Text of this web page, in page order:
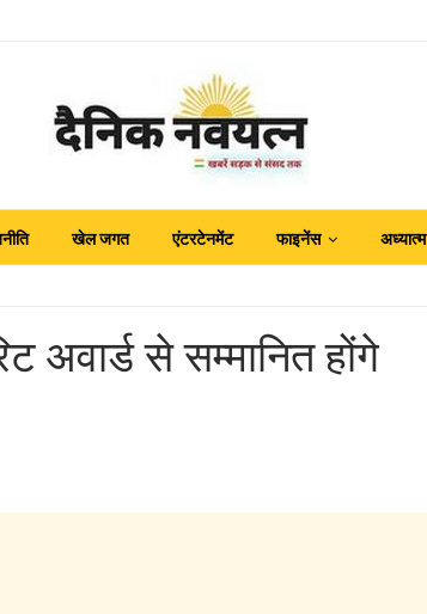
खेल जगत एंटरटेनमेंट फाइनेंस अध्यात्म
अवार्ड से सम्मानित होंगे